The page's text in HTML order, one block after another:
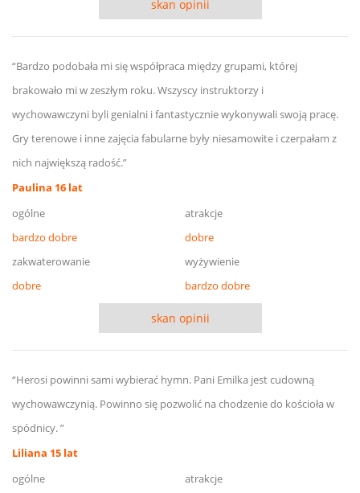
skan opinii
“Bardzo podobała mi się współpraca między grupami, której
brakowało mi w zeszłym roku. Wszyscy instruktorzy i
wychowawczyni byli genialni i fantastycznie wykonywali swoją pracę.
Gry terenowe i inne zajęcia fabularne były niesamowite i czerpałam z
nich największą radość.”
Paulina 16 lat
ogólne
bardzo dobre
atrakcje
dobre
zakwaterowanie
dobre
wyżywienie
bardzo dobre
skan opinii
“Herosi powinni sami wybierać hymn. Pani Emilka jest cudowną
wychowawczynią. Powinno się pozwolić na chodzenie do kościoła w
spódnicy. ”
Liliana 15 lat
ogólne
atrakcje